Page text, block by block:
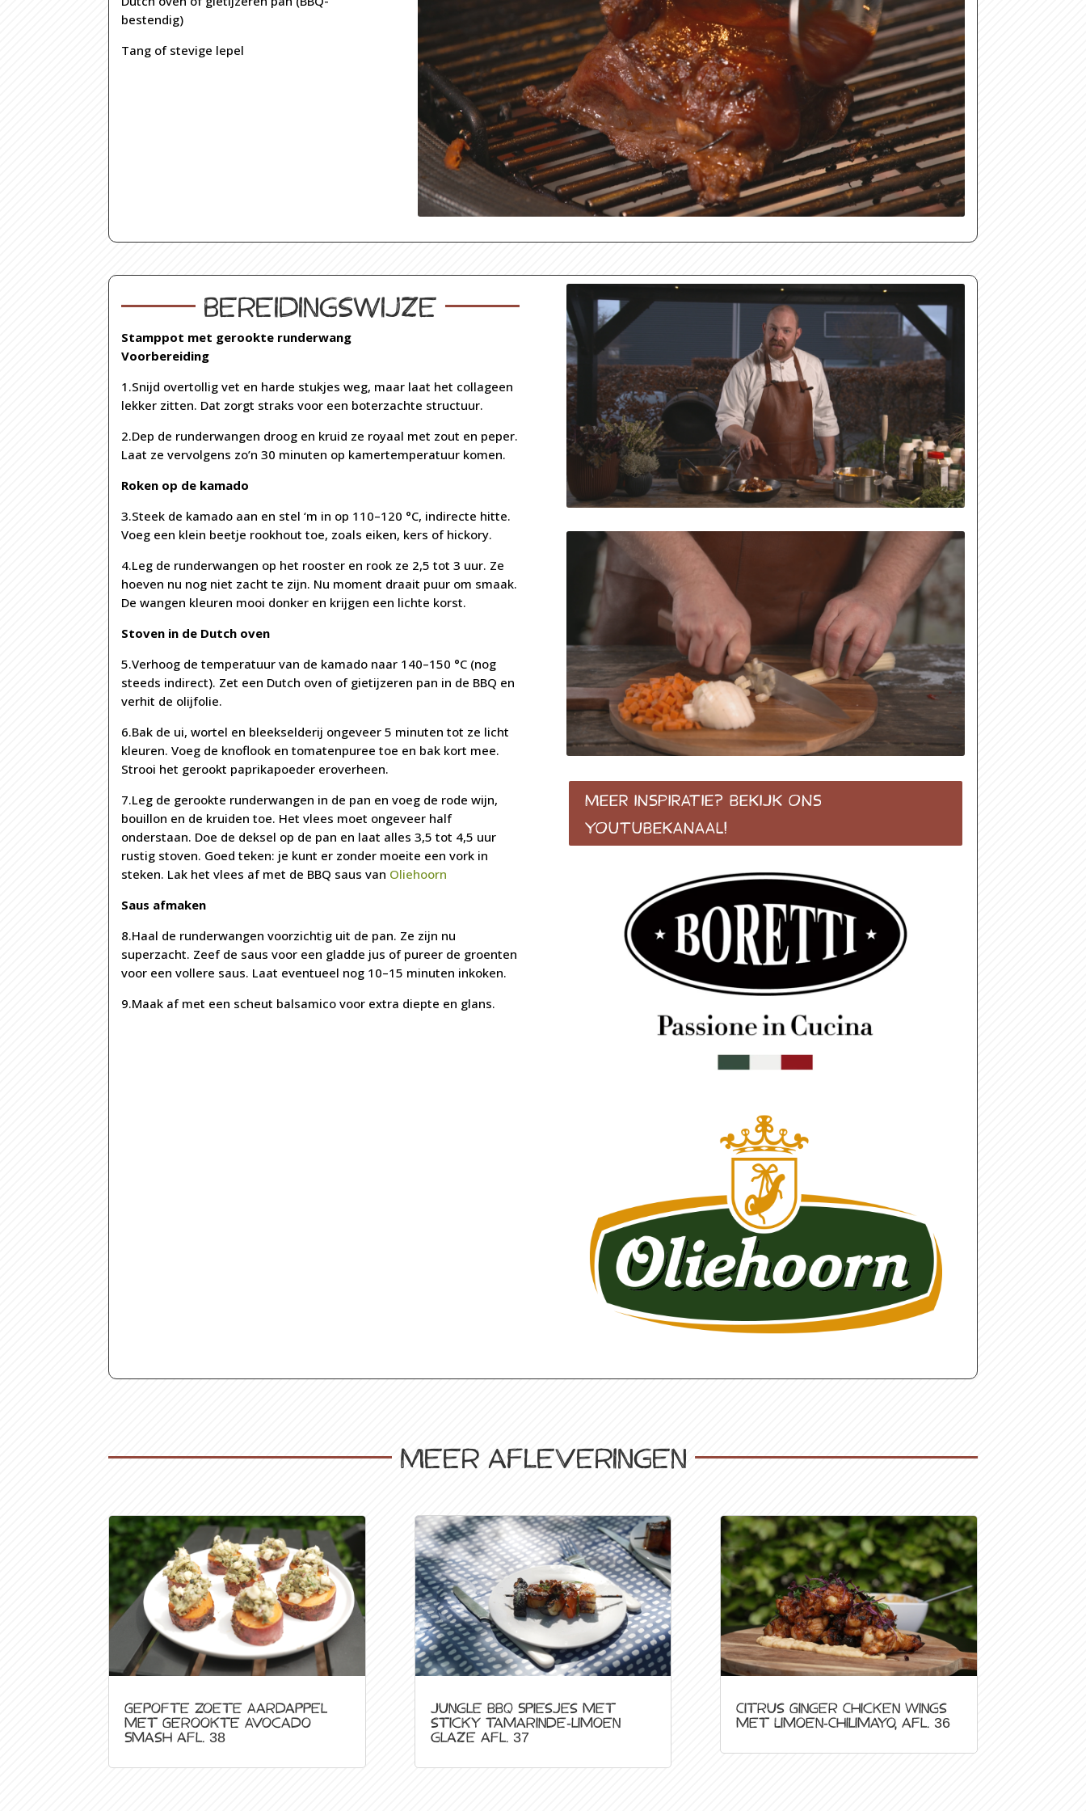
bestendig)
Tang of stevige lepel
Bereidingswijze
Stamppot met gerookte runderwang
Voorbereiding
1.Snijd overtollig vet en harde stukjes weg, maar laat het collageen
lekker zitten. Dat zorgt straks voor een boterzachte structuur.
2.Dep de runderwangen droog en kruid ze royaal met zout en peper.
Laat ze vervolgens zo’n 30 minuten op kamertemperatuur komen.
Roken op de kamado
3.Steek de kamado aan en stel ‘m in op 110–120 °C, indirecte hitte.
Voeg een klein beetje rookhout toe, zoals eiken, kers of hickory.
4.Leg de runderwangen op het rooster en rook ze 2,5 tot 3 uur. Ze
hoeven nu nog niet zacht te zijn. Nu moment draait puur om smaak.
De wangen kleuren mooi donker en krijgen een lichte korst.
Stoven in de Dutch oven
5.Verhoog de temperatuur van de kamado naar 140–150 °C (nog
steeds indirect). Zet een Dutch oven of gietijzeren pan in de BBQ en
verhit de olijfolie.
6.Bak de ui, wortel en bleekselderij ongeveer 5 minuten tot ze licht
kleuren. Voeg de knoflook en tomatenpuree toe en bak kort mee.
Strooi het gerookt paprikapoeder eroverheen.
7.Leg de gerookte runderwangen in de pan en voeg de rode wijn,
bouillon en de kruiden toe. Het vlees moet ongeveer half
onderstaan. Doe de deksel op de pan en laat alles 3,5 tot 4,5 uur
rustig stoven. Goed teken: je kunt er zonder moeite een vork in
steken. Lak het vlees af met de BBQ saus van Oliehoorn
Saus afmaken
8.Haal de runderwangen voorzichtig uit de pan. Ze zijn nu
superzacht. Zeef de saus voor een gladde jus of pureer de groenten
voor een vollere saus. Laat eventueel nog 10–15 minuten inkoken.
9.Maak af met een scheut balsamico voor extra diepte en glans.
MEER INSPIRATIE? BEKIJK ONS
YOUTUBEKANAAL!
Meer afleveringen
Gepofte Zoete Aardappel
met Gerookte Avocado
Smash afl. 38
Jungle BBQ Spiesjes met
sticky tamarinde-limoen
glaze afl. 37
Citrus Ginger Chicken Wings
met Limoen-Chilimayo, afl. 36